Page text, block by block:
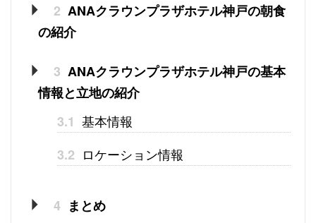
2 ANAクラウンプラザホテル神戸の朝食
の紹介
3 ANAクラウンプラザホテル神戸の基本
情報と立地の紹介
3.1 基本情報
3.2 ロケーション情報
4 まとめ